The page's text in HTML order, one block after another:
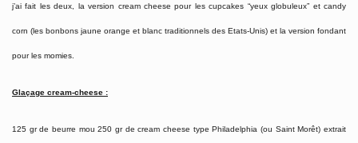
j’ai fait les deux, la version cream cheese pour les cupcakes “yeux globuleux” et candy
corn (les bonbons jaune orange et blanc traditionnels des Etats-Unis) et la version fondant
pour les momies.
Glaçage cream-cheese :
125 gr de beurre mou 250 gr de cream cheese type Philadelphia (ou Saint Morêt) extrait